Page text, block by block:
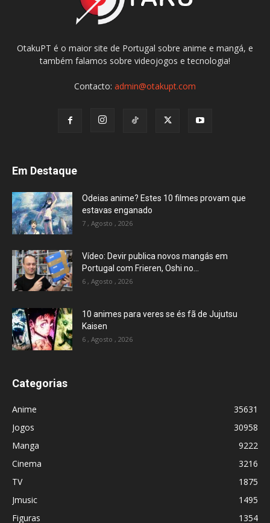
OtakuPT é o maior site de Portugal sobre anime e mangá, e
também falamos sobre videojogos e tecnologia!
Contacto: admin@otakupt.com
Em Destaque
Odeias anime? Estes 10 filmes provam que
estavas enganado
7 , Agosto , 2026
Vídeo: Devir publica novos mangás em
Portugal com Frieren, Oshi no...
6 , Agosto , 2026
10 animes para veres se és fã de Jujutsu
Kaisen
6 , Agosto , 2026
Categorias
Anime
35631
Jogos
30958
Manga
9222
Cinema
3216
TV
1875
Jmusic
1495
Figuras
1354